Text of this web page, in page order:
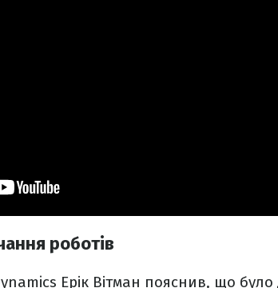
роботів
Ерік Вітман пояснив, що було